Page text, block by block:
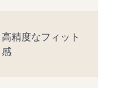
高精度なフィット
感